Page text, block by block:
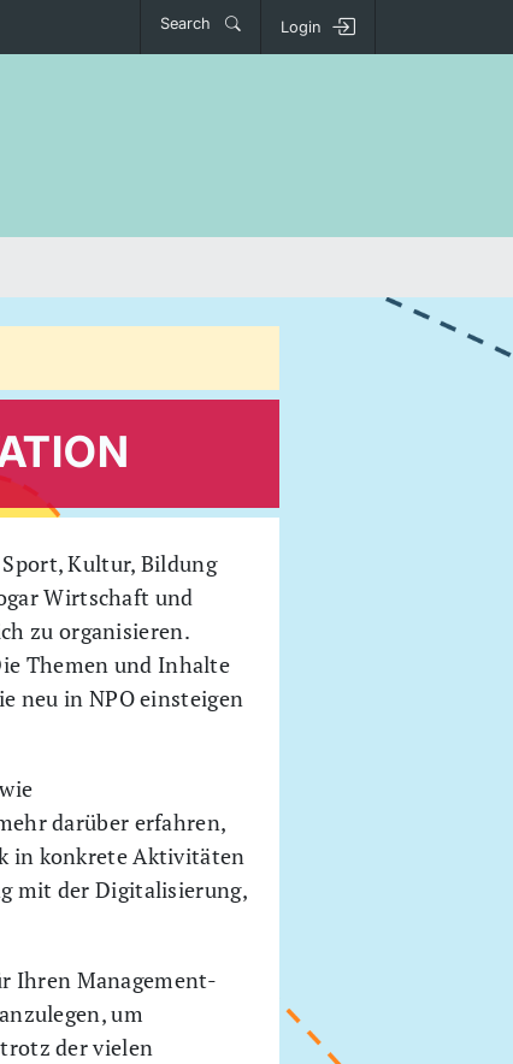
Search Login
Kultur, Bildung
Wirtschaft und
zu organisieren.
Themen und Inhalte
neu in NPO einsteigen
darüber erfahren,
in konkrete Aktivitäten
mit der Digitalisierung,
Ihren Management-
um
der vielen